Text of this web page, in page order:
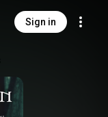
Sign in